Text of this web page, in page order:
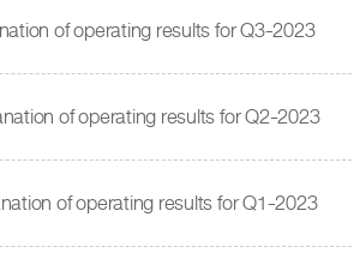
of operating results for Q3-2023
of operating results for Q2-2023
of operating results for Q1-2023